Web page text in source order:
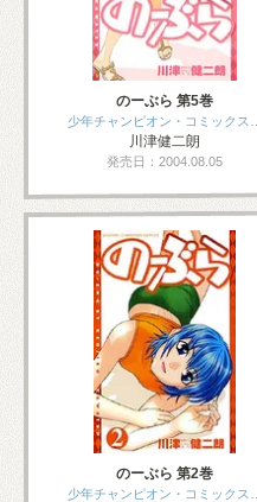
のーぶら 第5巻
少年チャンピオン・コミックス…
川津健二朗
発売日：2004.08.05
のーぶら 第2巻
少年チャンピオン・コミックス…